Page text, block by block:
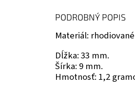
PODROBNÝ POPIS
Materiál:
Dĺžka: 33 mm.
Šírka: 9 mm.
Hmotnosť: 1,2